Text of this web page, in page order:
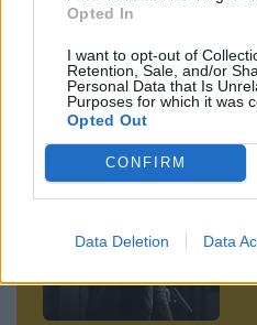
Opted In
I want to opt-out of
Retention, Sale, and/or
Personal Data that Is
Purposes for which it was
Opted Out
CONFIRM
Data Deletion Data
Προηγούμενο